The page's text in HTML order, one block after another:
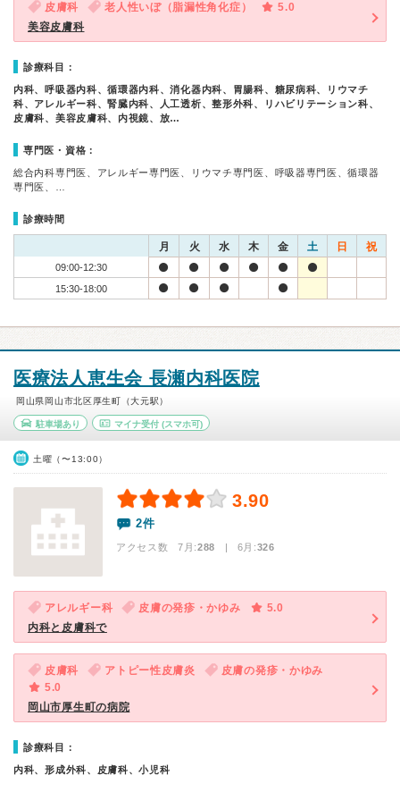
皮膚科 老人性いぼ（脂漏性角化症）
5.0
美容皮膚科
診療科目：
内科、呼吸器内科、循環器内科、消化器内科、胃腸科、糖尿病科、リウマチ
科、アレルギー科、腎臓内科、人工透析、整形外科、リハビリテーション科、
皮膚科、美容皮膚科、内視鏡、放…
専門医・資格：
総合内科専門医、アレルギー専門医、リウマチ専門医、呼吸器専門医、循環器
専門医、…
診療時間
月 火 水 木 金 土 日 祝
09:00-12:30
15:30-18:00
医療法人恵生会 長瀬内科医院
岡山県岡山市北区厚生町（大元駅）
駐車場あり マイナ受付(スマホ可)
土曜（〜13:00）
3.90
2件
アクセス数 7月:288 | 6月:326
アレルギー科 皮膚の発疹・かゆみ
5.0
内科と皮膚科で
皮膚科 アトピー性皮膚炎
皮膚の発疹・かゆみ
5.0
岡山市厚生町の病院
診療科目：
内科、形成外科、皮膚科、小児科